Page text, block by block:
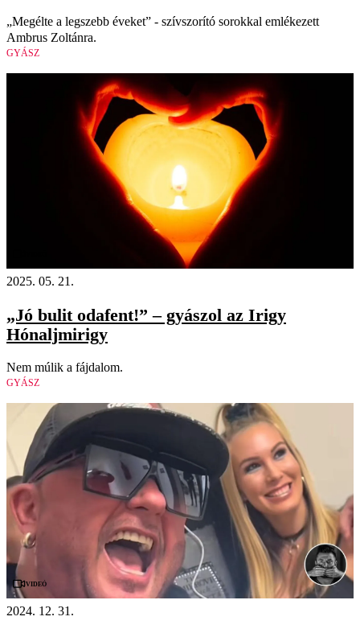
„Megélte a legszebb éveket” - szívszorító sorokkal emlékezett
Ambrus Zoltánra.
GYÁSZ
2025. 05. 21.
„Jó bulit odafent!” – gyászol az Irigy
Hónaljmirigy
Nem múlik a fájdalom.
GYÁSZ
Videó
2024. 12. 31.